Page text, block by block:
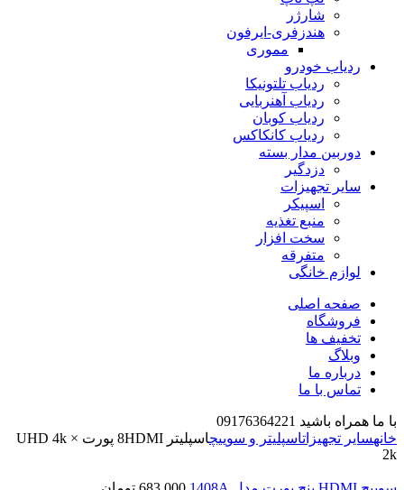
شارژر
هندزفری-ایرفون
مموری
ردیاب خودرو
ردیاب تلتونیکا
ردیاب آهنربایی
ردیاب کوبان
ردیاب کانکاکس
دوربین مدار بسته
دزدگیر
سایر تجهیزات
اسپیکر
منبع تغذیه
سخت افزار
متفرقه
لوازم خانگی
صفحه اصلی
فروشگاه
تخفیف ها
وبلاگ
درباره ما
تماس با ما
با ما همراه باشید 09176364221
خانهسایر تجهیزاتاسپلیتر و سوییچ
اسپلیتر 8HDMI پورت UHD 4k ×
2k